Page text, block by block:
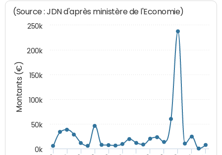
Montants (€)
(Source : JDN d'après ministère de l'Economie)
0k
50k
100k
150k
200k
250k